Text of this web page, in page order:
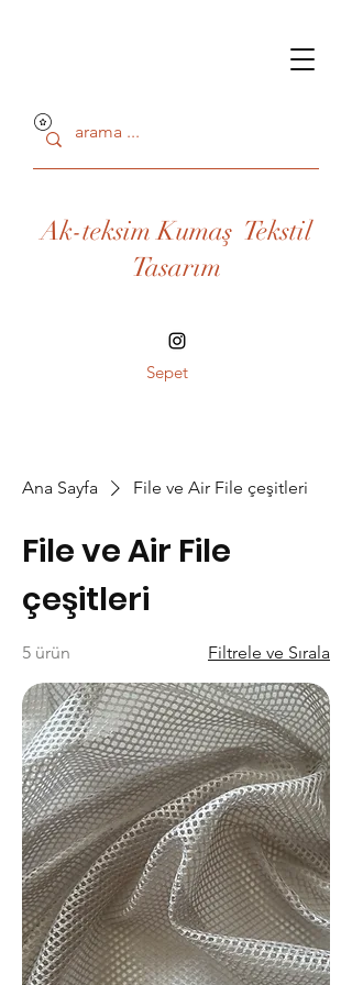
Ak-teksim Kumaş Tekstil
Tasarım
Sepet
Ana Sayfa File ve Air File çeşitleri
File ve Air File
çeşitleri
5 ürün Filtrele ve Sırala